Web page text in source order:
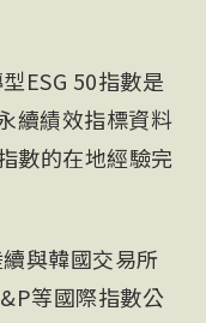
ESG 50指數是
續績效指標資料
數的在地經驗完
與韓國交易所
等國際指數公